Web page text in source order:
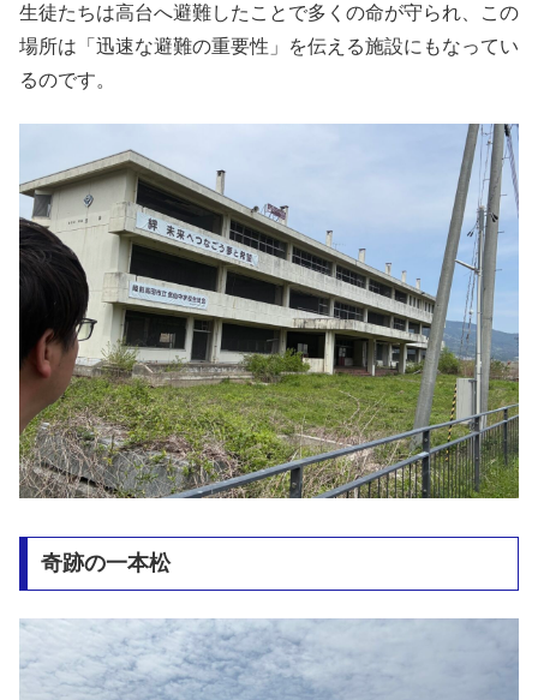
生徒たちは高台へ避難したことで多くの命が守られ、この
場所は「迅速な避難の重要性」を伝える施設にもなってい
るのです。
奇跡の一本松